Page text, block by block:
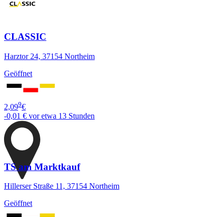
CLASSIC
Harztor 24, 37154 Northeim
Geöffnet
2,099€
-0,01 € vor etwa 13 Stunden
TS am Marktkauf
Hillerser Straße 11, 37154 Northeim
Geöffnet